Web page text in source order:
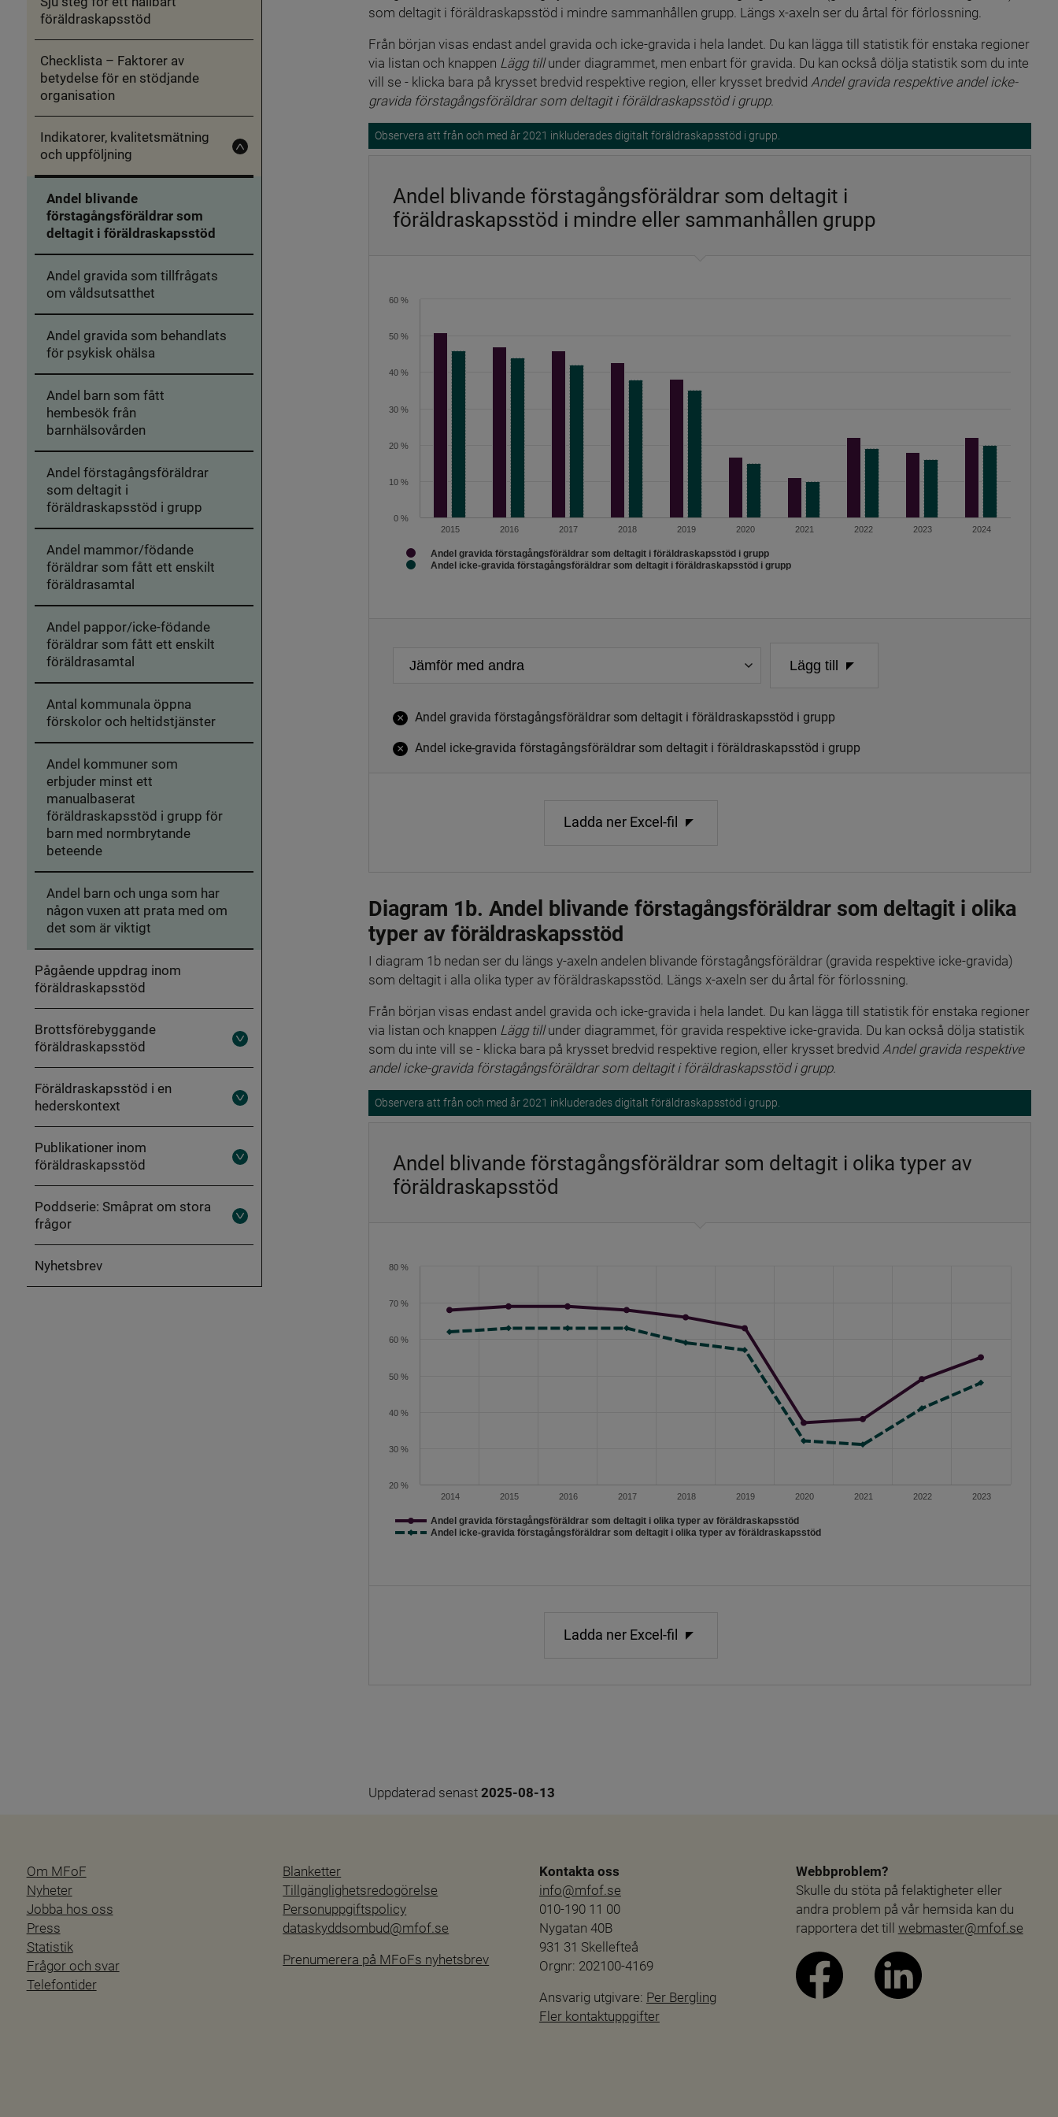
som deltagit i föräldraskapsstöd i mindre sammanhållen grupp. Längs x-axeln ser du årtal för förlossning.
Från början visas endast andel gravida och icke-gravida i hela landet. Du kan lägga till statistik för enstaka regioner
via listan och knappen Lägg till under diagrammet, men enbart för gravida. Du kan också dölja statistik som du inte
vill se - klicka bara på krysset bredvid respektive region, eller krysset bredvid Andel gravida respektive andel icke-
gravida förstagångsföräldrar som deltagit i föräldraskapsstöd i grupp.
Observera att från och med år 2021 inkluderades digitalt föräldraskapsstöd i grupp.
Andel blivande förstagångsföräldrar som deltagit i
föräldraskapsstöd i mindre eller sammanhållen grupp
Diagrammet har 1 Y-axel som visar values. Intervall: 0 till 60.
Andel gravida förstagångsföräldrar som deltagit i föräldraskapsstöd i grupp
Andel icke-gravida förstagångsföräldrar som deltagit i föräldraskapsstöd i grupp
2015 2016 2017 2018 2019 2020 2021 2022 2023 2024
0 %
10 %
20 %
30 %
40 %
50 %
60 %
Lägg till
Andel gravida förstagångsföräldrar som deltagit i föräldraskapsstöd i grupp
×
Andel icke-gravida förstagångsföräldrar som deltagit i föräldraskapsstöd i grupp
×
Ladda ner Excel-fil
Diagram 1b. Andel blivande förstagångsföräldrar som deltagit i olika
typer av föräldraskapsstöd
I diagram 1b nedan ser du längs y-axeln andelen blivande förstagångsföräldrar (gravida respektive icke-gravida)
som deltagit i alla olika typer av föräldraskapsstöd. Längs x-axeln ser du årtal för förlossning.
Från början visas endast andel gravida och icke-gravida i hela landet. Du kan lägga till statistik för enstaka regioner
via listan och knappen Lägg till under diagrammet, för gravida respektive icke-gravida. Du kan också dölja statistik
som du inte vill se - klicka bara på krysset bredvid respektive region, eller krysset bredvid Andel gravida respektive
andel icke-gravida förstagångsföräldrar som deltagit i föräldraskapsstöd i grupp.
Observera att från och med år 2021 inkluderades digitalt föräldraskapsstöd i grupp.
Andel blivande förstagångsföräldrar som deltagit i olika typer av
föräldraskapsstöd
Diagrammet har 1 Y-axel som visar values. Intervall: 20 till 80.
Andel gravida förstagångsföräldrar som deltagit i olika typer av föräldraskapsstöd
Andel icke-gravida förstagångsföräldrar som deltagit i olika typer av föräldraskapsstöd
2014 2015 2016 2017 2018 2019 2020 2021 2022 2023
20 %
30 %
40 %
50 %
60 %
70 %
80 %
Ladda ner Excel-fil
föräldraskapsstöd
Checklista – Faktorer av
betydelse för en stödjande
organisation
Indikatorer, kvalitetsmätning
och uppföljning
Fäll
Indikatorer,
Andel blivande
förstagångsföräldrar som
deltagit i föräldraskapsstöd
Andel gravida som tillfrågats
om våldsutsatthet
Andel gravida som behandlats
för psykisk ohälsa
Andel barn som fått
hembesök från
barnhälsovården
Andel förstagångsföräldrar
som deltagit i
föräldraskapsstöd i grupp
Andel mammor/födande
föräldrar som fått ett enskilt
föräldrasamtal
Andel pappor/icke-födande
föräldrar som fått ett enskilt
föräldrasamtal
Antal kommunala öppna
förskolor och heltidstjänster
Andel kommuner som
erbjuder minst ett
manualbaserat
föräldraskapsstöd i grupp för
barn med normbrytande
beteende
Andel barn och unga som har
någon vuxen att prata med om
det som är viktigt
Pågående uppdrag inom
föräldraskapsstöd
Brottsförebyggande
föräldraskapsstöd
Fäll
Brottsförebyggande
Föräldraskapsstöd i en
hederskontext
Fäll
Föräldraskapsstöd
en
hederskontext
Publikationer inom
föräldraskapsstöd
Fäll
Publikationer
föräldraskapsstöd
Poddserie: Småprat om stora
frågor
Fäll
Poddserie:
Nyhetsbrev
Uppdaterad senast 2025-08-13
Om MFoF
Nyheter
Jobba hos oss
Press
Statistik
Frågor och svar
Telefontider
Blanketter
Tillgänglighetsredogörelse
Personuppgiftspolicy
dataskyddsombud@mfof.se
Prenumerera på MFoFs nyhetsbrev
Kontakta oss
info@mfof.se
010-190 11 00
Nygatan 40B
931 31 Skellefteå
Orgnr: 202100-4169
Ansvarig utgivare: Per Bergling
Fler kontaktuppgifter
Webbproblem?
Skulle du stöta på felaktigheter eller
andra problem på vår hemsida kan du
rapportera det till webmaster@mfof.se